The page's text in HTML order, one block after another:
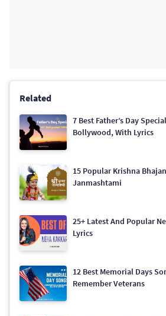
Related
7 Best Father’s Day
Bollywood, With Lyrics
15 Popular Krishna
Janmashtami
25+ Latest And Popular
Lyrics
12 Best Memorial Days
Remember Veterans